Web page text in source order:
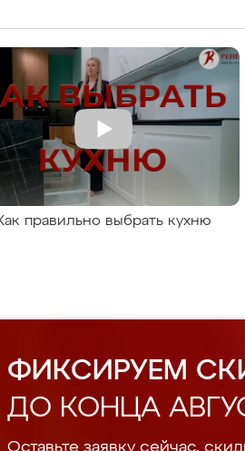
правильно выбрать кухню
ФИКСИРУЕМ
ДО КОНЦА
Оставьте заявку сейчас,